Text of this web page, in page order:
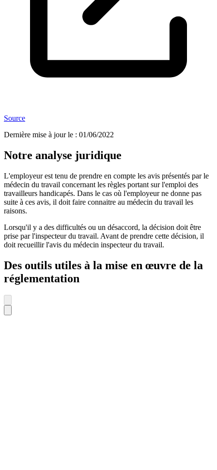
Source
Dernière mise à jour le : 01/06/2022
Notre analyse juridique
L'employeur est tenu de prendre en compte les avis présentés par le
médecin du travail concernant les règles portant sur l'emploi des
travailleurs handicapés. Dans le cas où l'employeur ne donne pas
suite à ces avis, il doit faire connaitre au médecin du travail les
raisons.
Lorsqu'il y a des difficultés ou un désaccord, la décision doit être
prise par l'inspecteur du travail. Avant de prendre cette décision, il
doit recueillir l'avis du médecin inspecteur du travail.
Des outils utiles à la mise en œuvre de la
réglementation